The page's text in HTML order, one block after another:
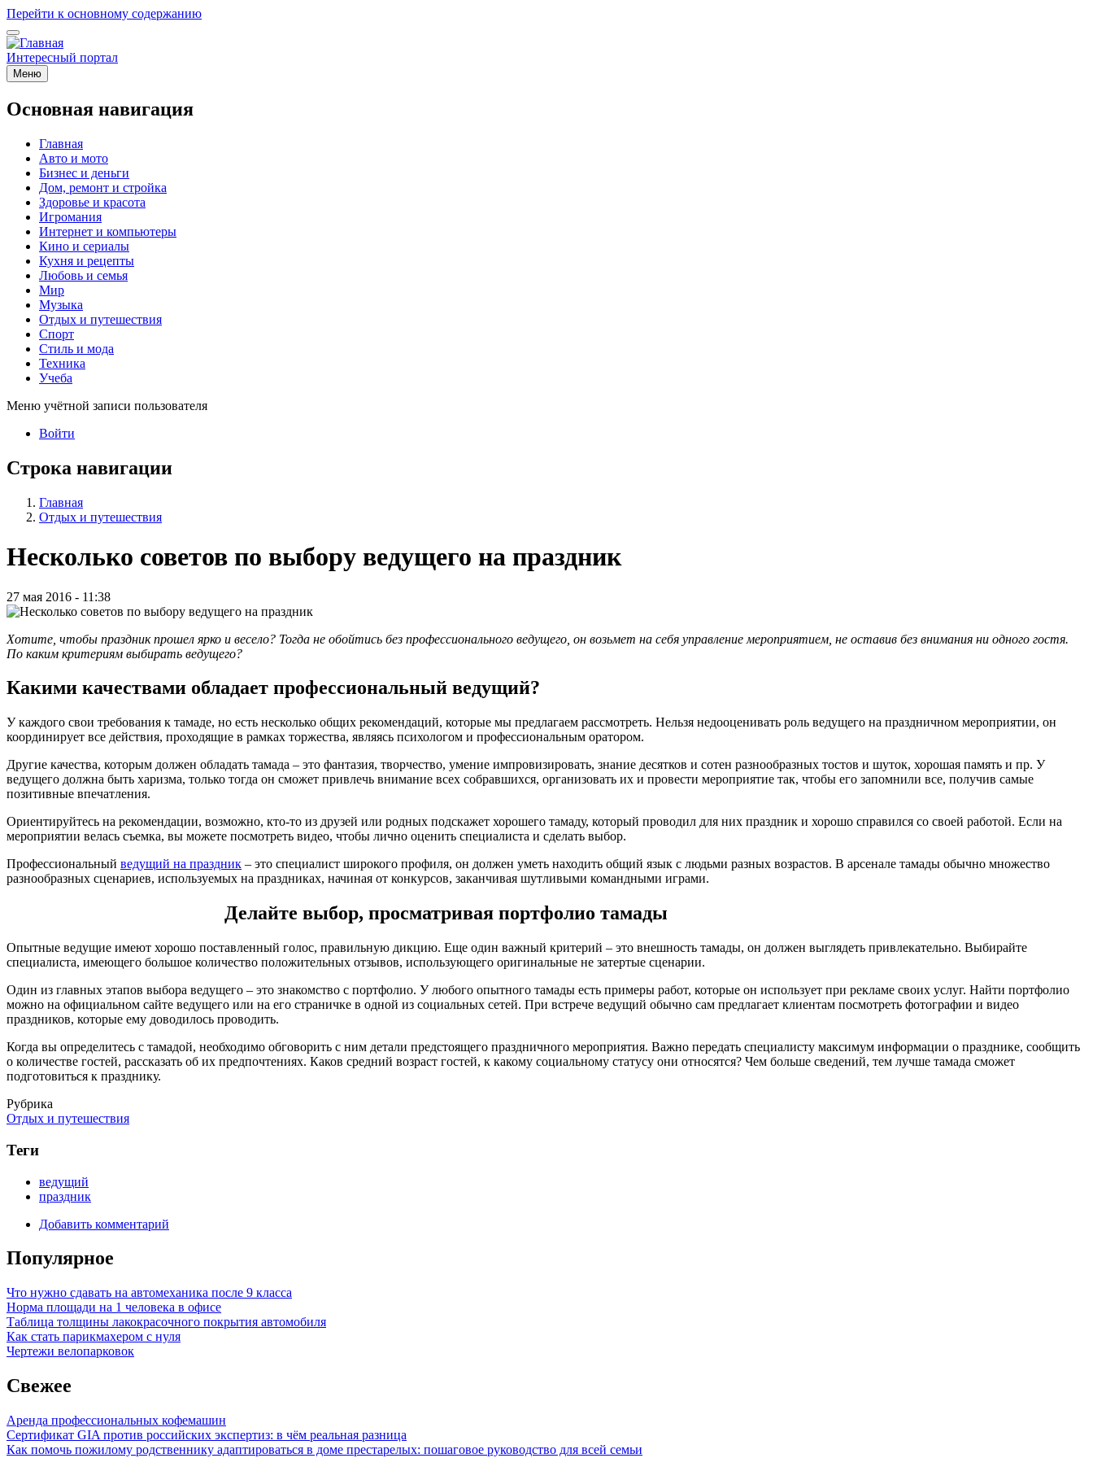
Перейти к основному содержанию
Интересный портал
Меню
Основная навигация
Главная
Авто и мото
Бизнес и деньги
Дом, ремонт и стройка
Здоровье и красота
Игромания
Интернет и компьютеры
Кино и сериалы
Кухня и рецепты
Любовь и семья
Мир
Музыка
Отдых и путешествия
Спорт
Стиль и мода
Техника
Учеба
Меню учётной записи пользователя
Войти
Строка навигации
Главная
Отдых и путешествия
Несколько советов по выбору ведущего на праздник
27 мая 2016 - 11:38
Хотите, чтобы праздник прошел ярко и весело? Тогда не обойтись без профессионального ведущего, он возьмет на себя управление мероприятием, не оставив без внимания ни одного гостя.
По каким критериям выбирать ведущего?
Какими качествами обладает профессиональный ведущий?
У каждого свои требования к тамаде, но есть несколько общих рекомендаций, которые мы предлагаем рассмотреть. Нельзя недооценивать роль ведущего на праздничном мероприятии, он
координирует все действия, проходящие в рамках торжества, являясь психологом и профессиональным оратором.
Другие качества, которым должен обладать тамада – это фантазия, творчество, умение импровизировать, знание десятков и сотен разнообразных тостов и шуток, хорошая память и пр. У
ведущего должна быть харизма, только тогда он сможет привлечь внимание всех собравшихся, организовать их и провести мероприятие так, чтобы его запомнили все, получив самые
позитивные впечатления.
Ориентируйтесь на рекомендации, возможно, кто-то из друзей или родных подскажет хорошего тамаду, который проводил для них праздник и хорошо справился со своей работой. Если на
мероприятии велась съемка, вы можете посмотреть видео, чтобы лично оценить специалиста и сделать выбор.
Профессиональный ведущий на праздник – это специалист широкого профиля, он должен уметь находить общий язык с людьми разных возрастов. В арсенале тамады обычно множество
разнообразных сценариев, используемых на праздниках, начиная от конкурсов, заканчивая шутливыми командными играми.
Делайте выбор, просматривая портфолио тамады
Опытные ведущие имеют хорошо поставленный голос, правильную дикцию. Еще один важный критерий – это внешность тамады, он должен выглядеть привлекательно. Выбирайте
специалиста, имеющего большое количество положительных отзывов, использующего оригинальные не затертые сценарии.
Один из главных этапов выбора ведущего – это знакомство с портфолио. У любого опытного тамады есть примеры работ, которые он использует при рекламе своих услуг. Найти портфолио
можно на официальном сайте ведущего или на его страничке в одной из социальных сетей. При встрече ведущий обычно сам предлагает клиентам посмотреть фотографии и видео
праздников, которые ему доводилось проводить.
Когда вы определитесь с тамадой, необходимо обговорить с ним детали предстоящего праздничного мероприятия. Важно передать специалисту максимум информации о празднике, сообщить
о количестве гостей, рассказать об их предпочтениях. Каков средний возраст гостей, к какому социальному статусу они относятся? Чем больше сведений, тем лучше тамада сможет
подготовиться к празднику.
Рубрика
Отдых и путешествия
Теги
ведущий
праздник
Добавить комментарий
Популярное
Что нужно сдавать на автомеханика после 9 класса
Норма площади на 1 человека в офисе
Таблица толщины лакокрасочного покрытия автомобиля
Как стать парикмахером с нуля
Чертежи велопарковок
Свежее
Аренда профессиональных кофемашин
Сертификат GIA против российских экспертиз: в чём реальная разница
Как помочь пожилому родственнику адаптироваться в доме престарелых: пошаговое руководство для всей семьи